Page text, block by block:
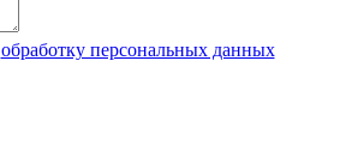
обработку персональных данных